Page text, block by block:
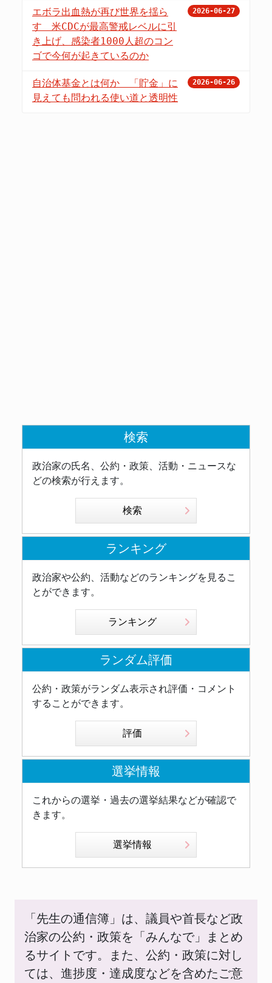
エボラ出血熱が再び世界を揺ら
す 米CDCが最高警戒レベルに引
き上げ、感染者1000人超のコン
ゴで今何が起きているのか
2026-06-27
自治体基金とは何か 「貯金」に
見えても問われる使い道と透明性
2026-06-26
検索
政治家の氏名、公約・政策、活動・ニュースな
どの検索が行えます。
検索
ランキング
政治家や公約、活動などのランキングを見るこ
とができます。
ランキング
ランダム評価
公約・政策がランダム表示され評価・コメント
することができます。
評価
選挙情報
これからの選挙・過去の選挙結果などが確認で
きます。
選挙情報
「先生の通信簿」は、議員や首長など政
治家の公約・政策を「みんなで」まとめ
るサイトです。また、公約・政策に対し
ては、進捗度・達成度などを含めたご意